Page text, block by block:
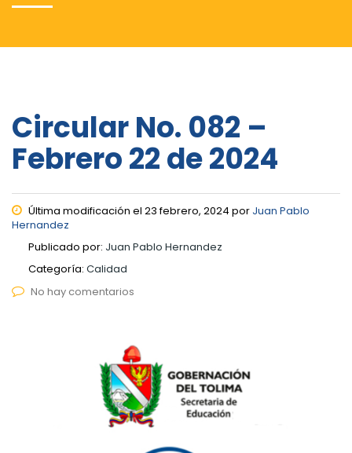
Circular No. 082 –
Febrero 22 de 2024
Última modificación el 23 febrero, 2024 por Juan Pablo
Hernandez
Publicado por: Juan Pablo Hernandez
Categoría: Calidad
No hay comentarios